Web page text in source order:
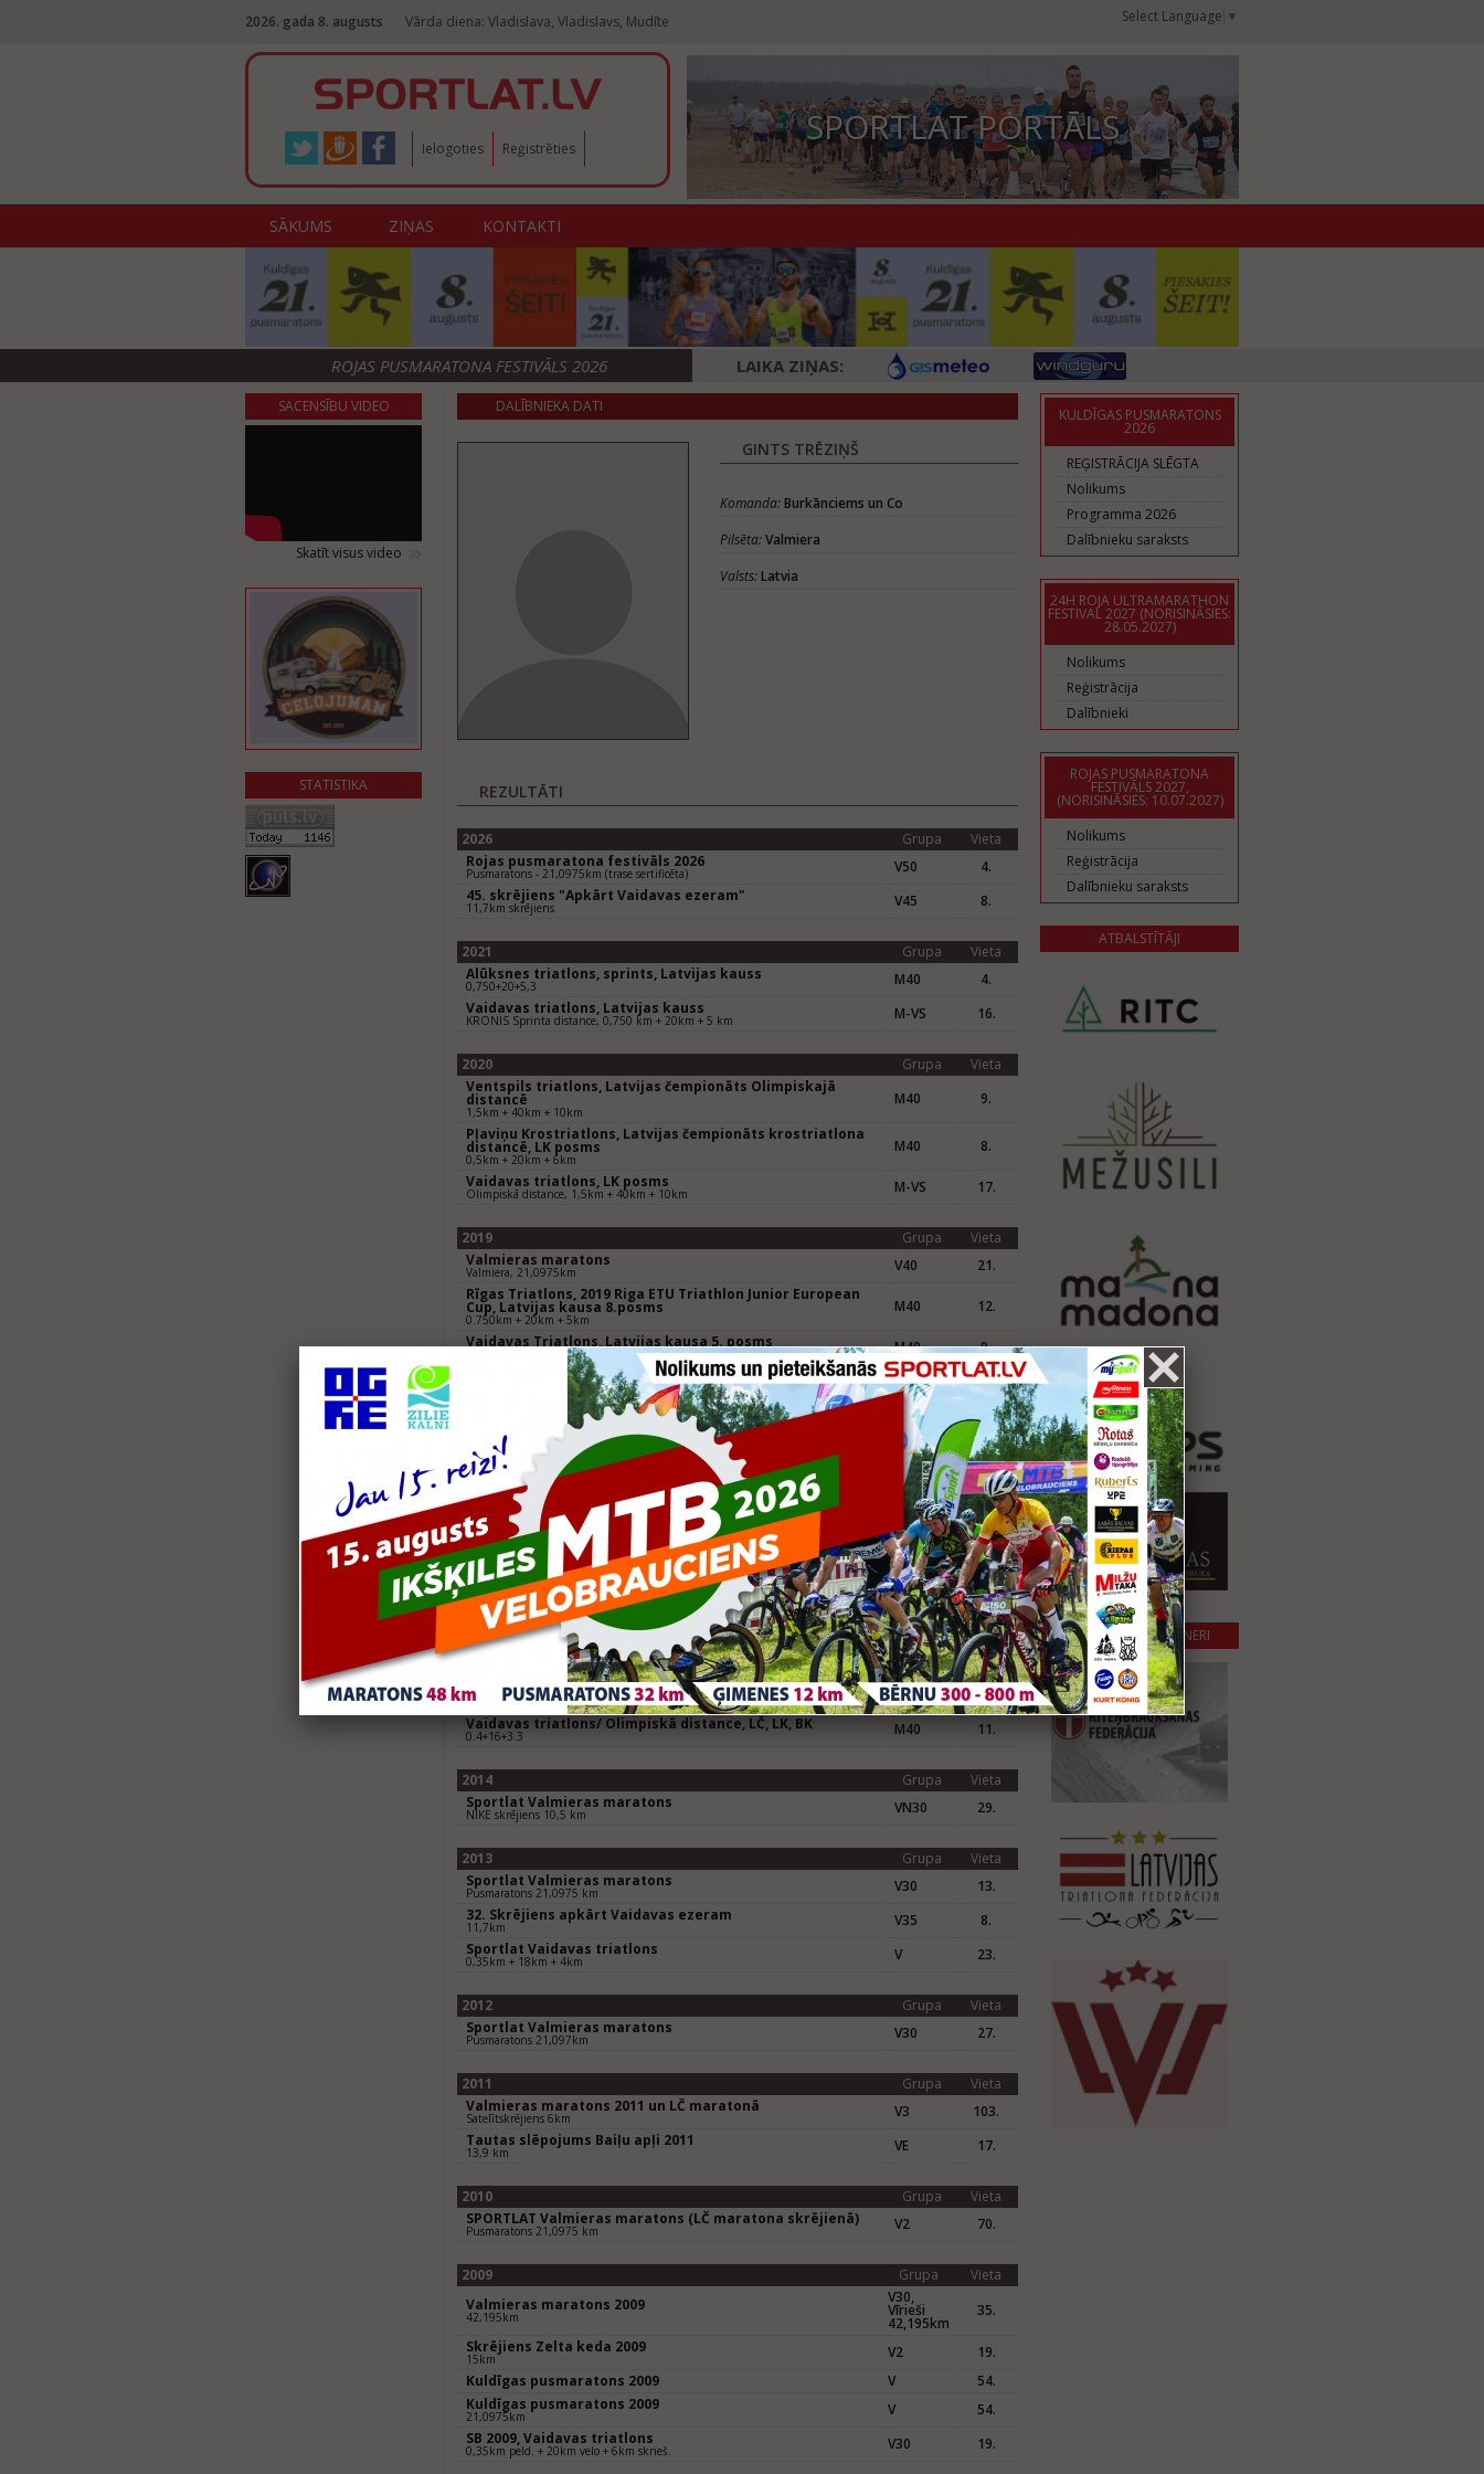
2026. gada 8. augusts Vārda diena: Vladislava, Vladislavs, Mudīte Select Language ▼
Ielogoties Reģistrēties SPORTLAT PORTĀLS
SĀKUMS ZIŅAS KONTAKTI
ROJAS PUSMARATONA FESTIVĀLS 2026 LAIKA ZIŅAS:
SACENSĪBU VIDEO
Skatīt visus video
STATISTIKA
DALĪBNIEKA DATI
GINTS TRĒZIŅŠ
Komanda:Burkānciems un Co
Pilsēta:Valmiera
Valsts:Latvia
REZULTĀTI
2026 Grupa
Vieta
Rojas pusmaratona festivāls 2026
Pusmaratons - 21,0975km (trase sertificēta) V50
4.
45. skrējiens "Apkārt Vaidavas ezeram"
11,7km skrējiens V45 8.
2021 Grupa
Vieta
Alūksnes triatlons, sprints, Latvijas kauss
0,750+20+5,3 M40
4.
Vaidavas triatlons, Latvijas kauss
KRONIS Sprinta distance, 0,750 km + 20km + 5 km M-VS 16.
2020 Grupa
Vieta
Ventspils triatlons, Latvijas čempionāts Olimpiskajā
distancē
1,5km + 40km + 10km
M40
9.
Pļaviņu Krostriatlons, Latvijas čempionāts krostriatlona
distancē, LK posms
0,5km + 20km + 6km
M40
8.
Vaidavas triatlons, LK posms
Olimpiskā distance, 1,5km + 40km + 10km M-VS 17.
2019 Grupa
Vieta
Valmieras maratons
Valmiera, 21,0975km V40
21.
Rīgas Triatlons, 2019 Riga ETU Triathlon Junior European
Cup, Latvijas kausa 8.posms
0.750km + 20km + 5km
M40
12.
Vaidavas Triatlons, Latvijas kausa 5. posms
400m peldēš. + 20km velo + 4km skrieš. M40 9.
Grupa
Vieta
Valmieras maratons
Valmiera, Pusmaratons 21,0975 km V40 9.
2017 Grupa
Vieta
Sportlat Valmieras maratons
Valmiera, Pusmaratona skrējiens 21,0975 km V40 22.
2016 Grupa
Vieta
Sportlat Valmieras maratons (LČ maratona skrējienā)
Valmiera, Maratons 42,195 km VM40 13.
2015 Grupa
Vieta
Sportlat Valmieras maratons
Sportlat Valmieras Pusmaratons, 21,0975 km V40
22.
34.skrējiens apkārt Vaidavas ezeram 2015
11,7 km skrējiens V40
4.
Vaidavas triatlons/ Olimpiskā distance, LČ, LK, BK
0.4+16+3.3 M40 11.
2014 Grupa
Vieta
Sportlat Valmieras maratons
NIKE skrējiens 10,5 km VN30 29.
2013 Grupa
Vieta
Sportlat Valmieras maratons
Pusmaratons 21,0975 km V30
13.
32. Skrējiens apkārt Vaidavas ezeram
11,7km V35
8.
Sportlat Vaidavas triatlons
0,35km + 18km + 4km V 23.
2012 Grupa
Vieta
Sportlat Valmieras maratons
Pusmaratons 21,097km V30 27.
2011 Grupa
Vieta
Valmieras maratons 2011 un LČ maratonā
Satelītskrējiens 6km V3
103.
Tautas slēpojums Baiļu apļi 2011
13,9 km VE 17.
2010 Grupa
Vieta
SPORTLAT Valmieras maratons (LČ maratona skrējienā)
Pusmaratons 21,0975 km V2 70.
2009 Grupa
Vieta
Valmieras maratons 2009
42,195km
V30,
Vīrieši
42,195km
35.
Skrējiens Zelta keda 2009
15km V2
19.
Kuldīgas pusmaratons 2009
V
54.
Kuldīgas pusmaratons 2009
21,0975km V
54.
SB 2009, Vaidavas triatlons
0,35km peld. + 20km velo + 6km skrieš. V30 19.
KULDĪGAS PUSMARATONS
2026
REĢISTRĀCIJA SLĒGTA
Nolikums
Programma 2026
Dalībnieku saraksts
24H ROJA ULTRAMARATHON
FESTIVAL 2027 (NORISINĀSIES:
28.05.2027)
Nolikums
Reģistrācija
Dalībnieki
ROJAS PUSMARATONA
FESTIVĀLS 2027,
(NORISINĀSIES: 10.07.2027)
Nolikums
Reģistrācija
Dalībnieku saraksts
ATBALSTĪTĀJI
SADARBĪBAS PARTNERI